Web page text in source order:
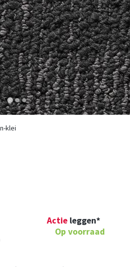
klei
Actie leggen*
Op voorraad